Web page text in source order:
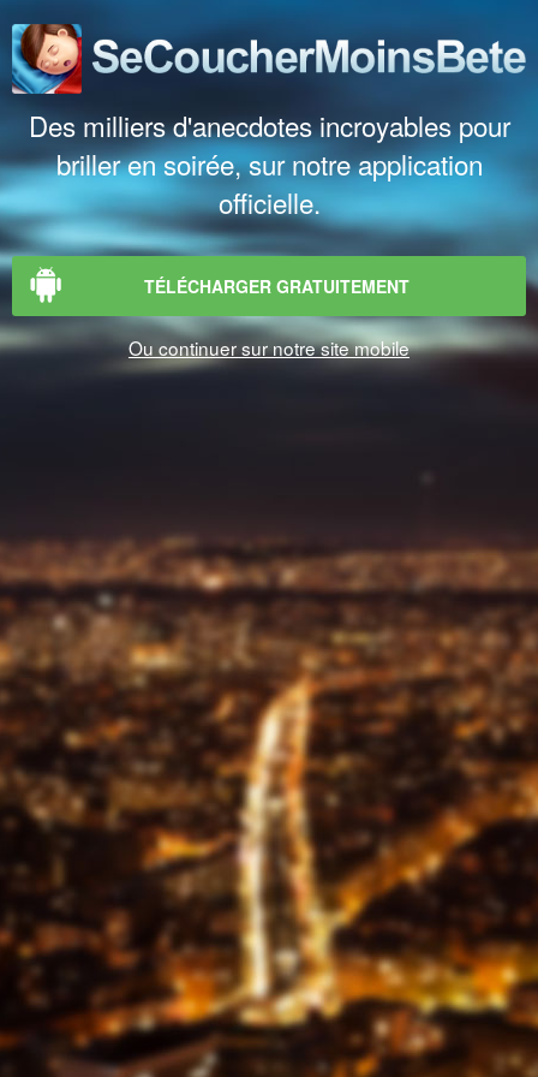
Des milliers d'anecdotes incroyables pour
briller en soirée, sur notre application
officielle.
TÉLÉCHARGER GRATUITEMENT
Ou continuer sur notre site mobile